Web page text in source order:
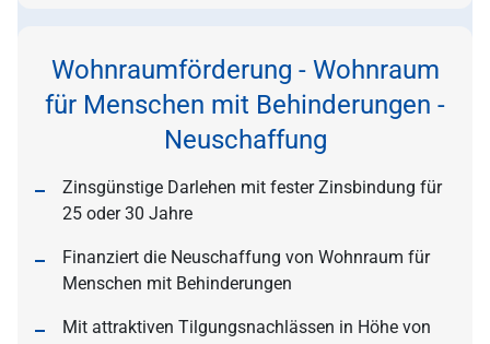
Wohnraumförderung - Wohnraum
für Menschen mit Behinderungen -
Neuschaffung
Zinsgünstige Darlehen mit fester Zinsbindung für
25 oder 30 Jahre
Finanziert die Neuschaffung von Wohnraum für
Menschen mit Behinderungen
Mit attraktiven Tilgungsnachlässen in Höhe von